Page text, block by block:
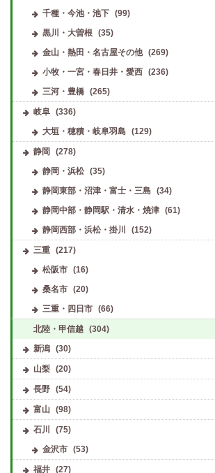
千種・今池・池下
(99)
黒川・大曽根
(35)
金山・熱田・名古屋その他
(269)
小牧・一宮・春日井・愛西
(236)
三河・豊橋
(265)
岐阜 (336)
大垣・穂積・岐阜羽島
(129)
静岡
(278)
静岡・浜松
(35)
静岡東部・沼津・富士・三島
(34)
静岡中部・静岡駅・清水・焼津
(61)
静岡西部・浜松・掛川
(152)
三重 (217)
松阪市
(16)
桑名市
(20)
三重・四日市
(66)
北陸・甲信越 (304)
新潟 (30)
山梨 (20)
長野 (54)
富山 (98)
石川
(75)
金沢市
(53)
福井 (27)